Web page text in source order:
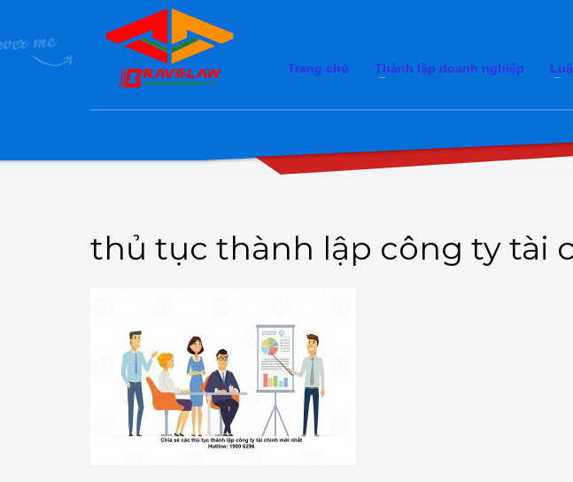
Trang chủ Thành lập doanh nghiệp
thủ tục thành lập công ty tài